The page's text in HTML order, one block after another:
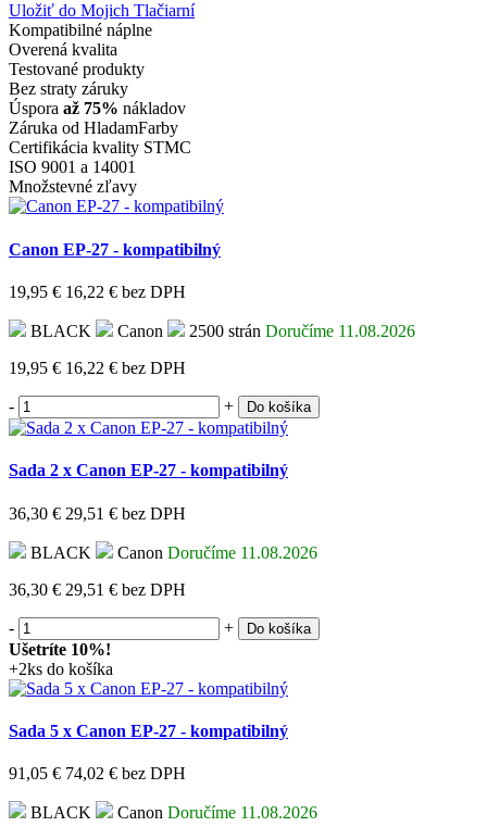
Uložiť do Mojich Tlačiarní
Kompatibilné náplne
Overená kvalita
Testované produkty
Bez straty záruky
Úspora až 75% nákladov
Záruka od HladamFarby
Certifikácia kvality STMC
ISO 9001 a 14001
Množstevné zľavy
Canon EP-27 - kompatibilný
19,95 € 16,22 € bez DPH
BLACK Canon 2500 strán Doručíme 11.08.2026
19,95 € 16,22 € bez DPH
- + Do košíka
Sada 2 x Canon EP-27 - kompatibilný
36,30 € 29,51 € bez DPH
BLACK Canon Doručíme 11.08.2026
36,30 € 29,51 € bez DPH
- + Do košíka
Ušetríte 10%!
+2ks do košíka
Sada 5 x Canon EP-27 - kompatibilný
91,05 € 74,02 € bez DPH
BLACK Canon Doručíme 11.08.2026